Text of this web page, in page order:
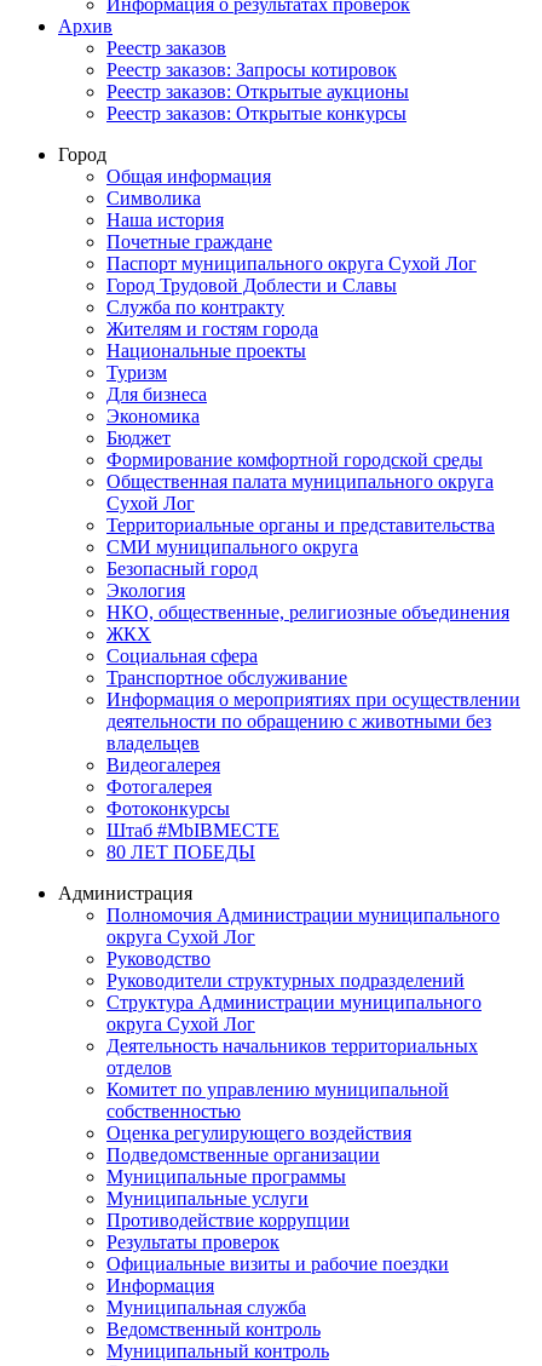
Архив
Реестр заказов
Реестр заказов: Запросы котировок
Реестр заказов: Открытые аукционы
Реестр заказов: Открытые конкурсы
Город
Общая информация
Символика
Наша история
Почетные граждане
Паспорт муниципального округа Сухой Лог
Город Трудовой Доблести и Славы
Служба по контракту
Жителям и гостям города
Национальные проекты
Туризм
Для бизнеса
Экономика
Бюджет
Формирование комфортной городской среды
Общественная палата муниципального округа
Сухой Лог
Территориальные органы и представительства
СМИ муниципального округа
Безопасный город
Экология
НКО, общественные, религиозные объединения
ЖКХ
Социальная сфера
Транспортное обслуживание
Информация о мероприятиях при осуществлении
деятельности по обращению с животными без
владельцев
Видеогалерея
Фотогалерея
Фотоконкурсы
Штаб #MbIBMECTE
80 ЛЕТ ПОБЕДЫ
Администрация
Полномочия Администрации муниципального
округа Сухой Лог
Руководство
Руководители структурных подразделений
Структура Администрации муниципального
округа Сухой Лог
Деятельность начальников территориальных
отделов
Комитет по управлению муниципальной
собственностью
Оценка регулирующего воздействия
Подведомственные организации
Муниципальные программы
Муниципальные услуги
Противодействие коррупции
Результаты проверок
Официальные визиты и рабочие поездки
Информация
Муниципальная служба
Ведомственный контроль
Муниципальный контроль